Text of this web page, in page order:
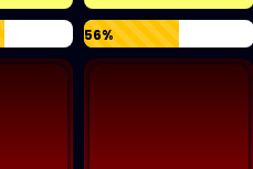
56%